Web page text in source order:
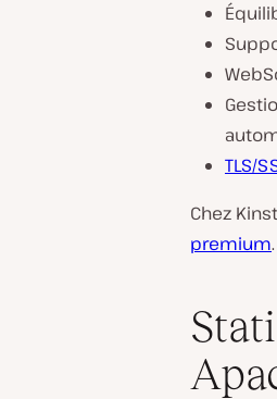
TLS/
Chez
premium.